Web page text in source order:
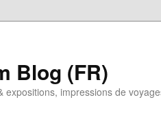
Blog (FR)
expositions, impressions de